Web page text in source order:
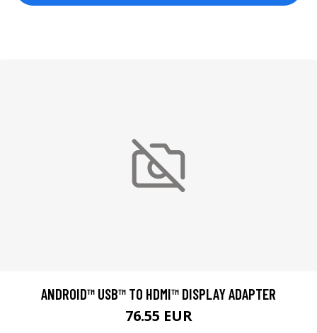
ANDROID™ USB™ TO HDMI™ DISPLAY ADAPTER
76.55 EUR